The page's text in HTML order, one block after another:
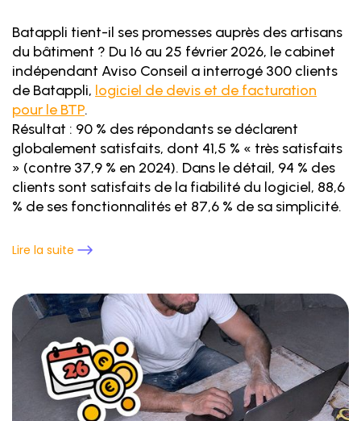
Batappli tient-il ses promesses auprès des artisans
du bâtiment ? Du 16 au 25 février 2026, le cabinet
indépendant Aviso Conseil a interrogé 300 clients
de Batappli, logiciel de devis et de facturation
pour le BTP.
Résultat : 90 % des répondants se déclarent
globalement satisfaits, dont 41,5 % « très satisfaits
» (contre 37,9 % en 2024). Dans le détail, 94 % des
clients sont satisfaits de la fiabilité du logiciel, 88,6
% de ses fonctionnalités et 87,6 % de sa simplicité.
Lire la suite